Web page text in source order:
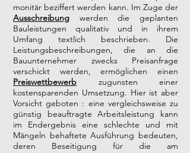
monitär beziffert werden kann. Im Zuge der
Ausschreibung werden die geplanten
Bauleistungen qualitativ und in ihrem
Umfang textlich beschrieben. Die
Leistungsbeschreibungen, die an die
Bauunternehmer zwecks Preisanfrage
verschickt werden, ermöglichen einen
Preiswettbewerb zugunsten einer
kostensparenden Umsetzung. Hier ist aber
Vorsicht geboten : eine vergleichsweise zu
günstig beauftragte Arbeitsleistung kann
im Endergebnis eine schlechte und mit
Mängeln behaftete Ausführung bedeuten,
deren Beseitigung für die am